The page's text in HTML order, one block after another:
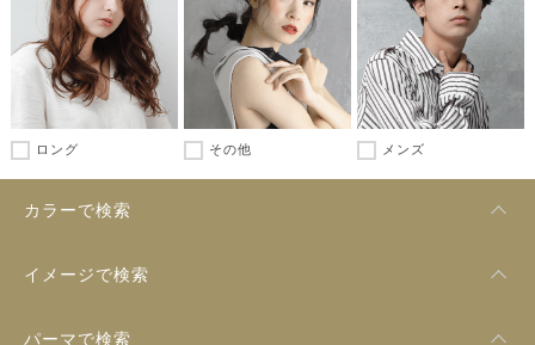
ロング その他 メンズ
カラーで検索
イメージで検索
パーマで検索